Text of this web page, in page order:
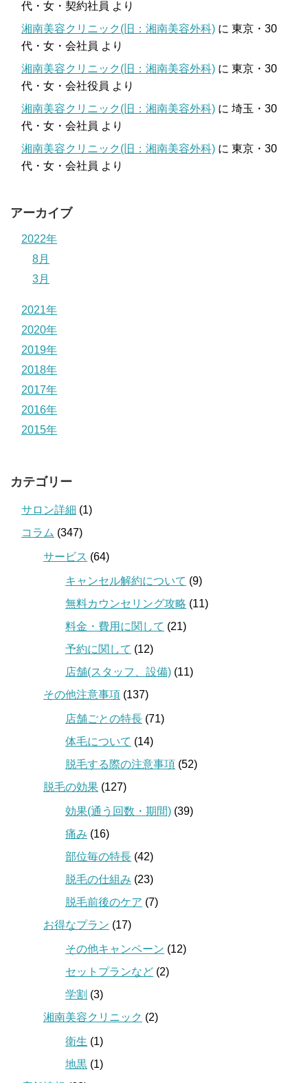
代・女・契約社員 より
湘南美容クリニック(旧：湘南美容外科) に 東京・30
代・女・会社員 より
湘南美容クリニック(旧：湘南美容外科) に 東京・30
代・女・会社役員 より
湘南美容クリニック(旧：湘南美容外科) に 埼玉・30
代・女・会社員 より
湘南美容クリニック(旧：湘南美容外科) に 東京・30
代・女・会社員 より
アーカイブ
2022年
8月
3月
2021年
2020年
2019年
2018年
2017年
2016年
2015年
カテゴリー
サロン詳細 (1)
コラム (347)
サービス (64)
キャンセル解約について (9)
無料カウンセリング攻略 (11)
料金・費用に関して (21)
予約に関して (12)
店舗(スタッフ、設備) (11)
その他注意事項 (137)
店舗ごとの特長 (71)
体毛について (14)
脱毛する際の注意事項 (52)
脱毛の効果 (127)
効果(通う回数・期間) (39)
痛み (16)
部位毎の特長 (42)
脱毛の仕組み (23)
脱毛前後のケア (7)
お得なプラン (17)
その他キャンペーン (12)
セットプランなど (2)
学割 (3)
湘南美容クリニック (2)
衛生 (1)
地黒 (1)